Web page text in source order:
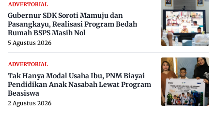
ADVERTORIAL
Gubernur SDK Soroti Mamuju dan
Pasangkayu, Realisasi Program Bedah
Rumah BSPS Masih Nol
5 Agustus 2026
ADVERTORIAL
Tak Hanya Modal Usaha Ibu, PNM Biayai
Pendidikan Anak Nasabah Lewat Program
Beasiswa
2 Agustus 2026